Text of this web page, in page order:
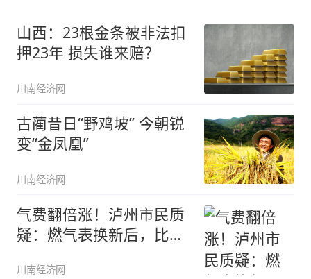
山西：23根金条被非法扣
押23年 损失谁来赔？
川南经济网
古蔺昔日“野鸡坡” 今朝锐
变“金凤凰”
川南经济网
气费翻倍涨！泸州市民质
疑：燃气表换新后，比旧
川南经济网